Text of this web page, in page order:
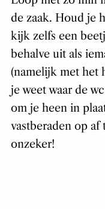
de zaak. Houd je
kijk zelfs een
behalve uit als
(namelijk met het
je weet waar de
om je heen in
vastberaden op af
onzeker!